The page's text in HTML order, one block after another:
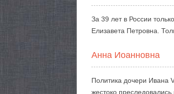
За 39 лет в России
Елизавета Петровна.
Анна Иоанновна
Политика дочери Ивана
жестоко